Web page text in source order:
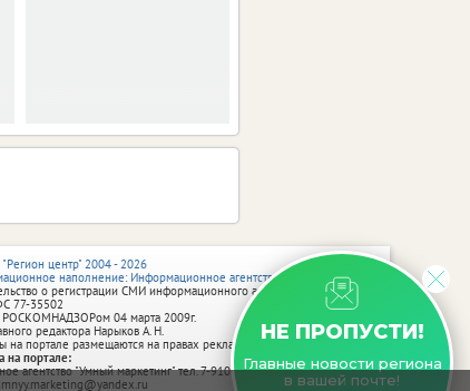
НЕ ПРОПУСТИ!
Главные новости региона
в вашей почте!
"Регион центр" 2004 - 2026
наполнение: Информационное агентство vRossii.ru
о регистрации СМИ информационного агентства vRossii.ru
77‑35502
РОСКОМНАДЗОРом 04 марта 2009г.
редактора Нарыков А. Н.
на портале размещаются на правах рекламы.
на портале:
агентство "Умный маркетинг" тел. 7-910-267-70-40,